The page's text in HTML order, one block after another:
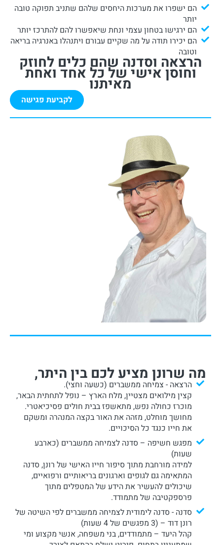
הם ישפרו את מערכות היחסים שלהם שתניב תפוקה טובה
יותר
הם ירגישו בטחון עצמי ונחת שיאפשרו להם להתרכז יותר
הם יכירו תודה על מה שקיים עבורם ויתנהלו באנרגיה בריאה
וטובה
הרצאה וסדנה שהם כלים לחוזק
וחוסן אישי של כל אחד ואחת
מאיתנו
לקביעת פגישה
מה שרונן מציע לכם בין היתר,
הרצאה - צמיחה ממשברים (כשעה וחצי).
קצין מילואים מצטיין, מלח הארץ – נופל לתחתית הבאר,
מוכרז כחולה נפש, מתאשפז בבית חולים פסיכיאטרי.
מחושך מוחלט, מזהה את האור בקצה המנהרה ומשקם
את חייו כנגד כל הסיכויים.
מפגש חשיפה – סדנה לצמיחה ממשברים (כארבע
שעות)
למידה מורחבת מתוך סיפור חייו האישי של רונן, סדנה
המתאימה גם לגופים וארגונים בריאותיים ורפואיים,
שיכולים להעשיר את הידע של המטפלים מתוך
פרספקטיבה של מתמודד.
סדנה - סדנה לימודית לצמיחה ממשברים לפי השיטה של
רונן דוד – (3 מפגשים של 4 שעות)
קהל היעד – מתמודדים, בני משפחה, אנשי מקצוע ומי